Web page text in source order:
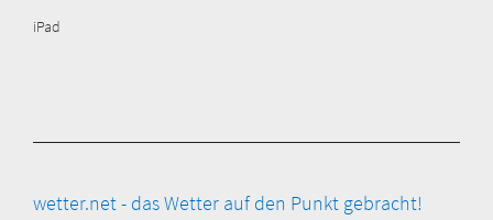
iPad
wetter.net - das Wetter auf den Punkt gebracht!